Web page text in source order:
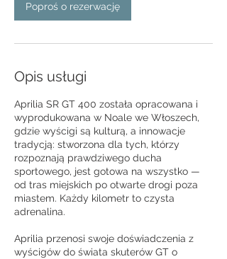
Poproś o rezerwację
Opis usługi
Aprilia SR GT 400 została opracowana i
wyprodukowana w Noale we Włoszech,
gdzie wyścigi są kulturą, a innowacje
tradycją: stworzona dla tych, którzy
rozpoznają prawdziwego ducha
sportowego, jest gotowa na wszystko —
od tras miejskich po otwarte drogi poza
miastem. Każdy kilometr to czysta
adrenalina.
Aprilia przenosi swoje doświadczenia z
wyścigów do świata skuterów GT o